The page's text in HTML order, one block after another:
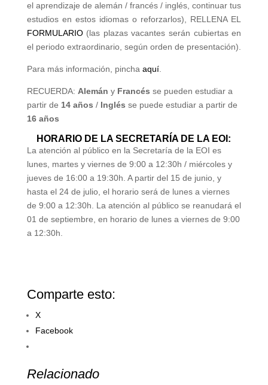
el aprendizaje de alemán / francés / inglés, continuar tus
estudios en estos idiomas o reforzarlos), RELLENA EL
FORMULARIO(las plazas vacantes serán cubiertas en
el periodo extraordinario, según orden de presentación).
Para más información, pincha aquí.
RECUERDA: Alemán y Francés se pueden estudiar a
partir de 14 años / Inglés se puede estudiar a partir de
16 años
HORARIO DE LA SECRETARÍA DE LA EOI:
La atención al público en la Secretaría de la EOI es
lunes, martes y viernes de 9:00 a 12:30h / miércoles y
jueves de 16:00 a 19:30h. A partir del 15 de junio, y
hasta el 24 de julio, el horario será de lunes a viernes
de 9:00 a 12:30h. La atención al público se reanudará el
01 de septiembre, en horario de lunes a viernes de 9:00
a 12:30h.
Comparte esto:
X
Facebook
Relacionado